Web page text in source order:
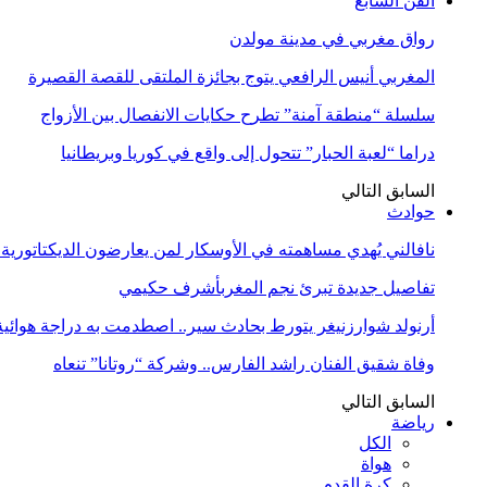
رواق مغربي في مدينة مولدن
المغربي أنيس الرافعي يتوج بجائزة الملتقى للقصة القصيرة
سلسلة “منطقة آمنة” تطرح حكايات الانفصال بين الأزواج
دراما “لعبة الحبار” تتحول إلى واقع في كوريا وبريطانيا
السابق التالي
حوادث
نافالني يُهدي مساهمته في الأوسكار لمن يعارضون
تفاصيل جديدة تبرئ نجم المغربأشرف حكيمي
أرنولد شوارزنيغر يتورط بحادث سير.. اصطدمت به دراجة
وفاة شقيق الفنان راشد الفارس.. وشركة “روتانا” تنعاه
السابق التالي
رياضة
الكل
هواة